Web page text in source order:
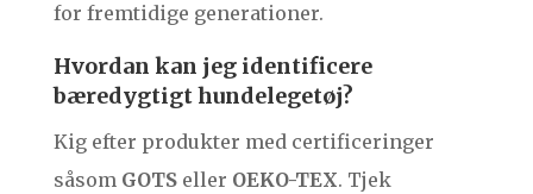
for fremtidige generationer.
Hvordan kan jeg identificere
bæredygtigt hundelegetøj?
Kig efter produkter med certificeringer
såsom GOTSeller OEKO-TEX. Tjek